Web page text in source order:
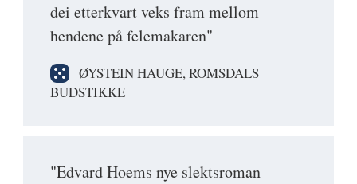
dei etterkvart veks fram mellom
hendene på felemakaren"
ØYSTEIN HAUGE, ROMSDALS
BUDSTIKKE
"Edvard Hoems nye slektsroman